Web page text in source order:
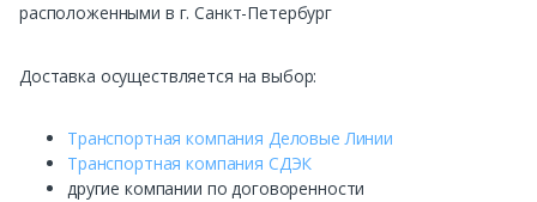
расположенными в г. Санкт-Петербург
Доставка осуществляется на выбор:
Транспортная компания Деловые Линии
Транспортная компания СДЭК
другие компании по договоренности